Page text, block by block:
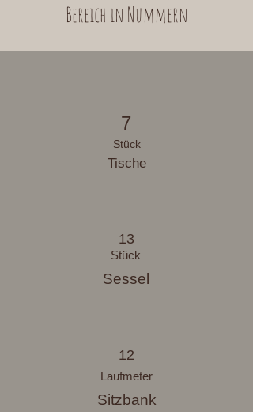
Bereich in Nummern
7
Stück
Tische
13
Stück
Sessel
12
Laufmeter
Sitzbank